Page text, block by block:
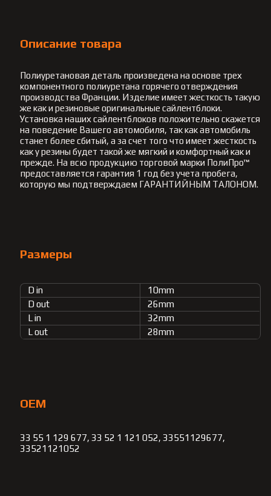
Описание товара
Полиуретановая деталь произведена на основе трех
компонентного полиуретана горячего отверждения
производства Франции. Изделие имеет жесткость такую
же как и резиновые оригинальные сайлентблоки.
Установка наших сайлентблоков положительно скажется
на поведение Вашего автомобиля, так как автомобиль
станет более сбитый, а за счет того что имеет жесткость
как у резины будет такой же мягкий и комфортный как и
прежде. На всю продукцию торговой марки ПолиПро™
предоставляется гарантия 1 год без учета пробега,
которую мы подтверждаем ГАРАНТИЙНЫМ ТАЛОНОМ.
Размеры
D in
10mm
D out
26mm
L in
32mm
L out
28mm
OEM
33 55 1 129 677, 33 52 1 121 052, 33551129677,
33521121052